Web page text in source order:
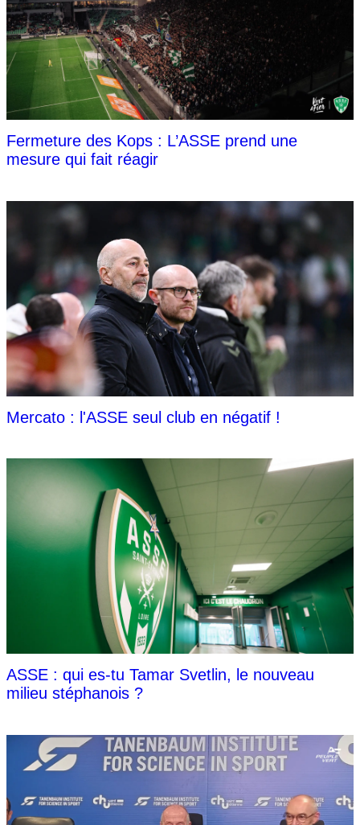
Fermeture des Kops : L’ASSE prend une
mesure qui fait réagir
Mercato : l'ASSE seul club en négatif !
ASSE : qui es-tu Tamar Svetlin, le nouveau
milieu stéphanois ?